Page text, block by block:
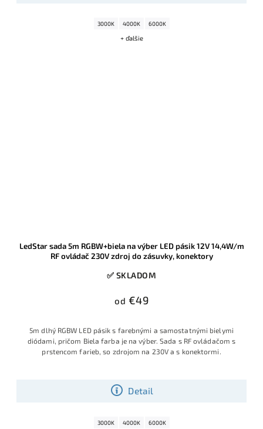
3000K 4000K 6000K
+ ďalšie
LedStar sada 5m RGBW+biela na výber LED pásik 12V 14,4W/m
RF ovládač 230V zdroj do zásuvky, konektory
✅ SKLADOM
od €49
Detail
5m dlhý RGBW LED pásik s farebnými a samostatnými bielymi
diódami, pričom Biela farba je na výber. Sada s RF ovládačom s
prstencom farieb, so zdrojom na 230V a s konektormi.
3000K 4000K 6000K